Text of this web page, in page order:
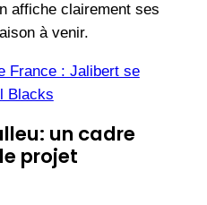
affiche clairement ses
à venir.
France : Jalibert se
Blacks
un cadre
projet